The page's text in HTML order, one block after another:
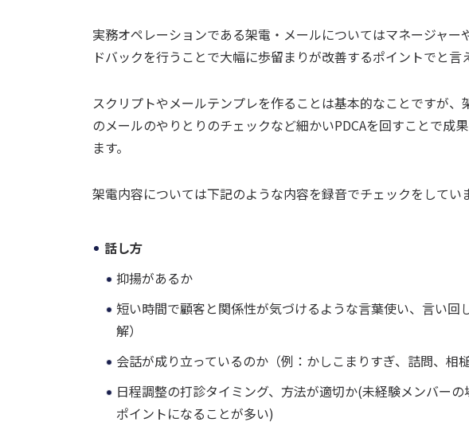
実務オペレーションである架電・メールについてはマネージャー
ドバックを行うことで大幅に歩留まりが改善するポイントでと言
スクリプトやメールテンプレを作ることは基本的なことですが
のメールのやりとりのチェックなど細かいPDCAを回すことで成
ます。
架電内容については下記のような内容を録音でチェックをしてい
話し方
抑揚があるか
短い時間で顧客と関係性が気づけるような言葉使い、言い回
解）
会話が成り立っているのか（例：かしこまりすぎ、詰問、相槌
日程調整の打診タイミング、方法が適切か(未経験メンバー
ポイントになることが多い)